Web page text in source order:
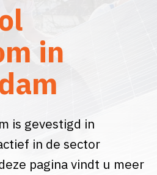
in
is gevestigd in
in de sector
pagina vindt u meer